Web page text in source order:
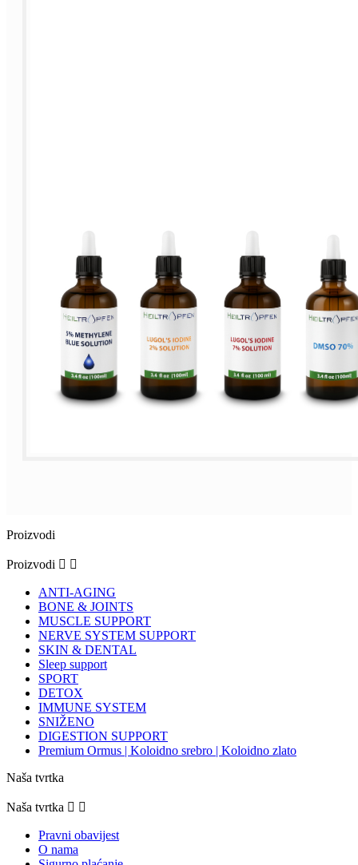
Proizvodi
Proizvodi  
ANTI-AGING
BONE & JOINTS
MUSCLE SUPPORT
NERVE SYSTEM SUPPORT
SKIN & DENTAL
Sleep support
SPORT
DETOX
IMMUNE SYSTEM
SNIŽENO
DIGESTION SUPPORT
Premium Ormus | Koloidno srebro | Koloidno zlato
Naša tvrtka
Naša tvrtka  
Pravni obavijest
O nama